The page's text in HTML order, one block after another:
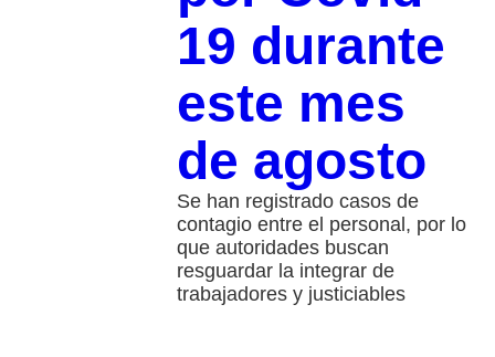
19 durante
este mes
de agosto
Se han registrado casos de
contagio entre el personal, por lo
que autoridades buscan
resguardar la integrar de
trabajadores y justiciables